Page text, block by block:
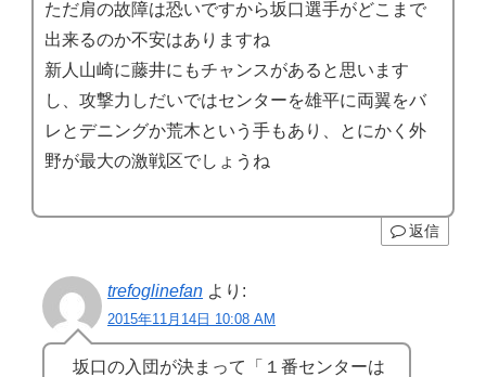
ただ肩の故障は恐いですから坂口選手がどこまで
出来るのか不安はありますね
新人山崎に藤井にもチャンスがあると思います
し、攻撃力しだいではセンターを雄平に両翼をバ
レとデニングか荒木という手もあり、とにかく外
野が最大の激戦区でしょうね
返信
trefoglinefan より:
2015年11月14日 10:08 AM
坂口の入団が決まって「１番センターは